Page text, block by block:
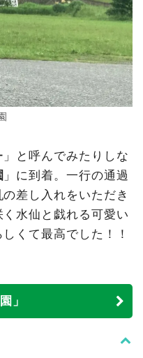
と呼んでみたりしな
」に到着。一行の通過
差し入れをいただき
水仙と戯れる可愛い
くて最高でした！！
」